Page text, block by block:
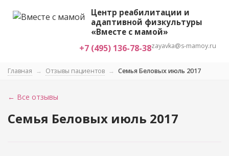
Центр реабилитации и
адаптивной физкультуры
«Вместе с мамой»
+7 (495) 136-78-38zayavka@s-mamoy.ru
Главная → Отзывы пациентов → Семья Беловых июль 2017
← Все отзывы
Семья Беловых июль 2017